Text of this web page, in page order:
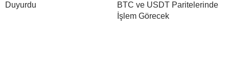
Duyurdu
BTC ve USDT Paritelerinde
İşlem Görecek